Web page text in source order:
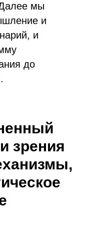
мы
и
и
до
зрения